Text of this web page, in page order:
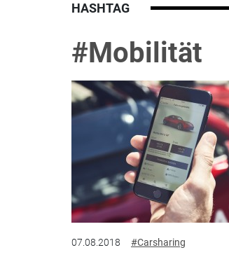
HASHTAG
#Mobilität
07.08.2018 #Carsharing